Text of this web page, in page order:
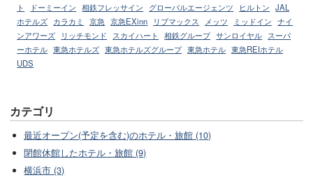
ト
ドーミーイン 相鉄フレッサイン グローバルエージェンツ ヒルトン JAL
ホテルズ カラカミ 京急 京急EXinn リブマックス メッツ ミッドイン ナイ
ンアワーズ
リッチモンド スカイハート 相鉄グループ サンロイヤル スーパ
ーホテル 東急ホテルズ 東急ホテルズグループ 東急ホテル 東急REIホテル
UDS
カテゴリ
最近オープン(予定を含む)のホテル・旅館 (10)
閉館休館したホテル・旅館 (9)
横浜市 (3)